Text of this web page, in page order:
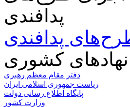
پدافندی
نهادهای کشوری
دفتر مقام معظم رهبری
ریاست جمهوری اسلامی ایران
پایگاه اطلاع رسانی دولت
وزارت کشور